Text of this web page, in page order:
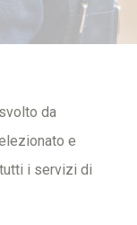
da
e
i servizi di